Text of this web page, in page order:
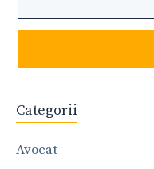
Categorii
Avocat